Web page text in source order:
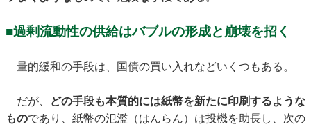
■過剰流動性の供給はバブルの形成と崩壊を招く
量的緩和の手段は、国債の買い入れなどいくつもある。
だが、
どの手段も本質的には紙幣を新たに印刷するような
ものであり、紙幣の氾濫（はんらん）は投機を助長し、次の